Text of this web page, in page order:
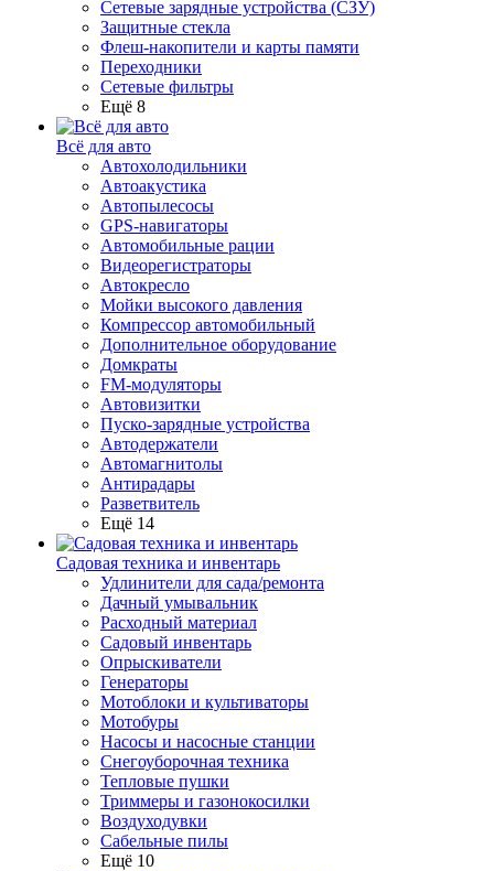
Сетевые зарядные устройства (СЗУ)
Защитные стекла
Флеш-накопители и карты памяти
Переходники
Сетевые фильтры
Ещё 8
Всё для авто
Автохолодильники
Автоакустика
Автопылесосы
GPS-навигаторы
Автомобильные рации
Видеорегистраторы
Автокресло
Мойки высокого давления
Компрессор автомобильный
Дополнительное оборудование
Домкраты
FM-модуляторы
Автовизитки
Пуско-зарядные устройства
Автодержатели
Автомагнитолы
Антирадары
Разветвитель
Ещё 14
Садовая техника и инвентарь
Удлинители для сада/ремонта
Дачный умывальник
Расходный материал
Садовый инвентарь
Опрыскиватели
Генераторы
Мотоблоки и культиваторы
Мотобуры
Насосы и насосные станции
Снегоуборочная техника
Тепловые пушки
Триммеры и газонокосилки
Воздуходувки
Сабельные пилы
Ещё 10